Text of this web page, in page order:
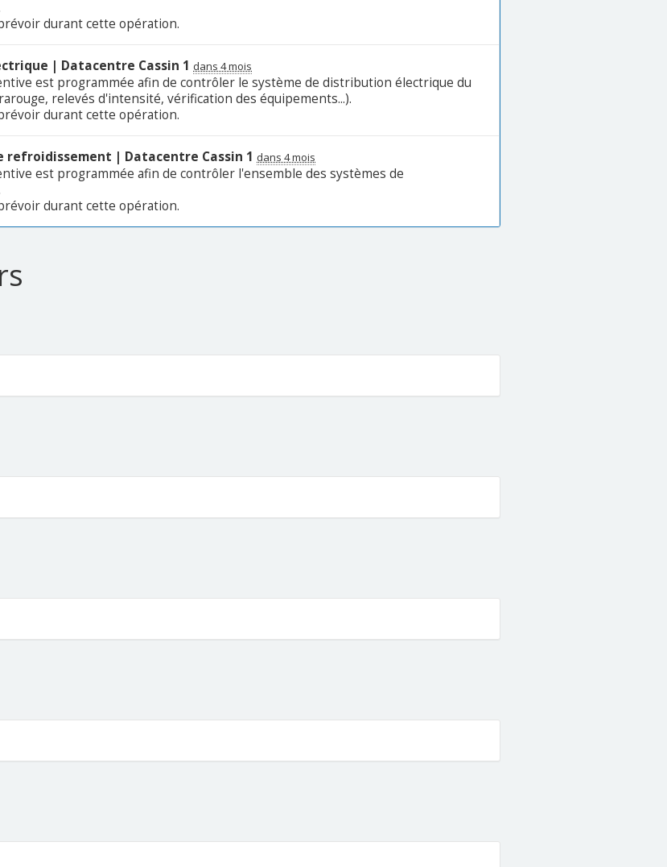
durant cette opération.
| Datacentre Cassin 1 dans 4 mois
est programmée afin de contrôler le système de distribution électrique du
relevés d'intensité, vérification des équipements...).
durant cette opération.
refroidissement | Datacentre Cassin 1 dans 4 mois
est programmée afin de contrôler l'ensemble des systèmes de
durant cette opération.